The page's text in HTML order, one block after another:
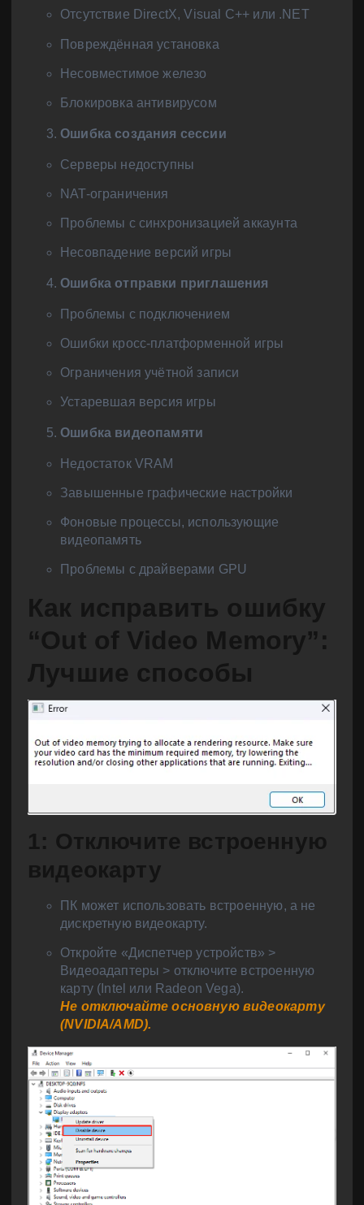
Отсутствие DirectX, Visual C++ или .NET
Повреждённая установка
Несовместимое железо
Блокировка антивирусом
Ошибка создания сессии
Серверы недоступны
NAT-ограничения
Проблемы с синхронизацией аккаунта
Несовпадение версий игры
Ошибка отправки приглашения
Проблемы с подключением
Ошибки кросс-платформенной игры
Ограничения учётной записи
Устаревшая версия игры
Ошибка видеопамяти
Недостаток VRAM
Завышенные графические настройки
Фоновые процессы, использующие
видеопамять
Проблемы с драйверами GPU
Как исправить ошибку
“Out of Video Memory”:
Лучшие способы
1: Отключите встроенную
видеокарту
ПК может использовать встроенную, а не
дискретную видеокарту.
Откройте «Диспетчер устройств» >
Видеоадаптеры > отключите встроенную
карту (Intel или Radeon Vega).
Не отключайте основную видеокарту
(NVIDIA/AMD).